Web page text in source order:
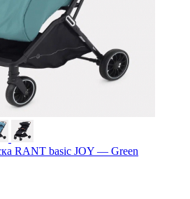
RANT basic JOY — Green